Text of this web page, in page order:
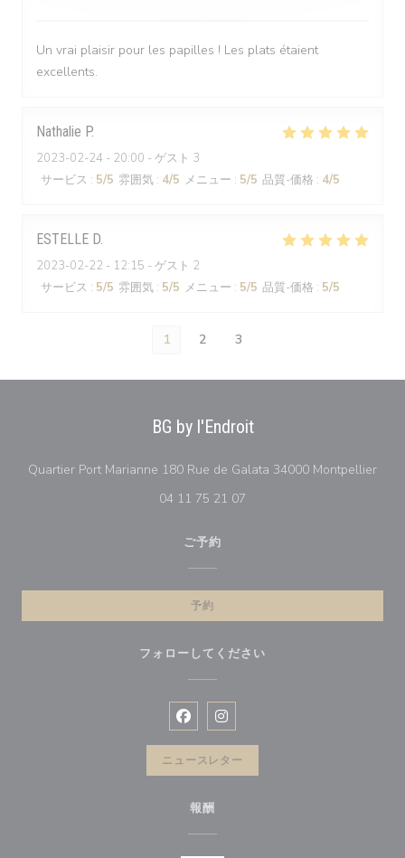
Un vrai plaisir pour les papilles ! Les plats étaient
excellents.
Nathalie P
2023-02-24 - 20:00 - ゲスト 3
サービス : 5/5 雰囲気 : 4/5 メニュー : 5/5 品質-価格 : 4/5
ESTELLE D
2023-02-22 - 12:15 - ゲスト 2
サービス : 5/5 雰囲気 : 5/5 メニュー : 5/5 品質-価格 : 5/5
1 2 3
BG by l'Endroit
Quartier Port Marianne 180 Rue de Galata 34000 Montpellier((新
04 11 75 21 07
ご予約
予約
フォローしてください
Facebook ((新しいウィンドウで
Instagram ((新しいウィンド
ニュースレター
報酬